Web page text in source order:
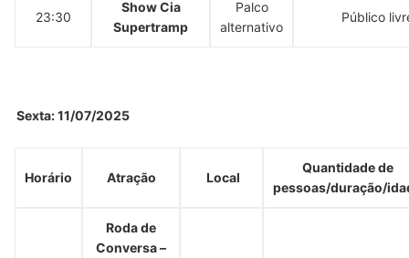
23:30
Show Cia
Supertramp
Palco
alternativo
Público
Sexta: 11/07/2025
Horário Atração Local
Quantidade de
pessoas/duração/
Roda de
Conversa –